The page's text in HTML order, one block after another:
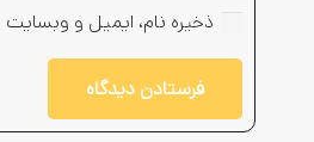
ذخیره نام، ایمیل و
فرستادن دیدگاه